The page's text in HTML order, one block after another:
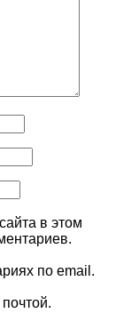
в этом
по email.